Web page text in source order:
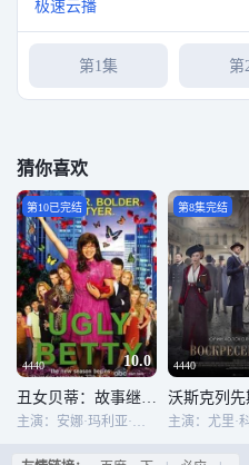
极速云播
第1集 第
猜你喜欢
4440 10.0
第10已完结
丑女贝蒂：故事继续 第二季
主演：安娜·玛利亚·欧罗兹寇
4440
第8集完结
沃斯克列